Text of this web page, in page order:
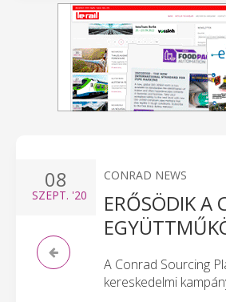
08
SZEPT. '20
CONRAD NEWS
ERŐSÖDIK A
A Conrad Sourcing
kereskedelmi